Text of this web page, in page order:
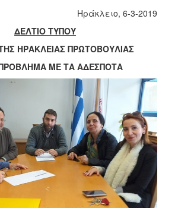
Ηράκλειο, 6-3-2019
ΔΕΛΤΙΟ ΤΥΠΟΥ
ΗΡΑΚΛΕΙΑΣ ΠΡΩΤΟΒΟΥΛΙΑΣ
ΜΕ ΤΑ ΑΔΕΣΠΟΤΑ